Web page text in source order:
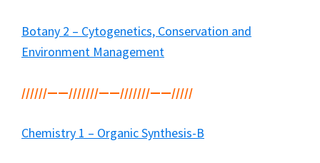
Botany 2 – Cytogenetics, Conservation and
Environment Management
//////——///////——///////——/////
Chemistry 1 – Organic Synthesis-B